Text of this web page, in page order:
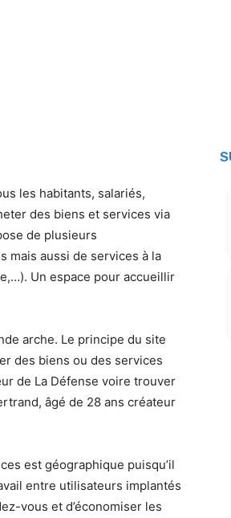
les habitants, salariés,
des biens et services via
de plusieurs
mais aussi de services à la
Un espace pour accueillir
arche. Le principe du site
des biens ou des services
de La Défense voire trouver
âgé de 28 ans créateur
est géographique puisqu’il
entre utilisateurs implantés
vous et d’économiser les